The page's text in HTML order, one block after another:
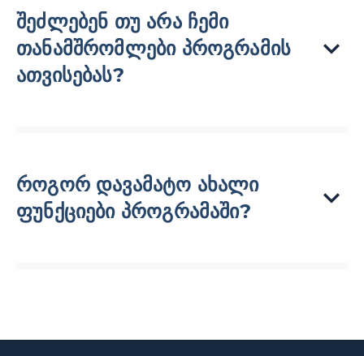
შეძლებენ თუ არა ჩემი
თანამშრომლები პროგრამის
ათვისებას?
როგორ დავამატო ახალი
ფუნქციები პროგრამაში?